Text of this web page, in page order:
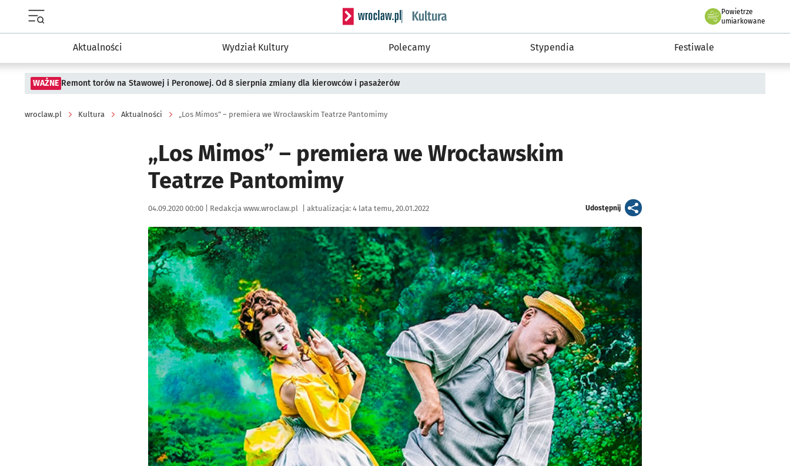
Serwis informacyjny wroclaw.pl podserwis: Kultura
Powietrze
we Wrocławiu
umiarkowane
Aktualności Wydział Kultury Polecamy Stypendia Festiwale
WAŻNE Remont torów na Stawowej i Peronowej. Od 8 sierpnia zmiany dla kierowców i pasażerów
wroclaw.pl Kultura Aktualności „Los Mimos” – premiera we Wrocławskim Teatrze Pantomimy
„Los Mimos” – premiera we Wrocławskim
Teatrze Pantomimy
Data publikacji:
04.09.2020 00:00 | Autor:
Redakcja www.wroclaw.pl aktualizacja: 4 lata temu, 20.01.2022 Udostępnijartykuł
Kliknij, aby powiększyć